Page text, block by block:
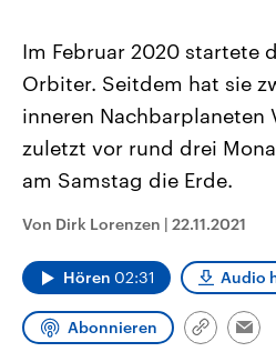
Landtagswahl Sachsen-Anhalt
2026
Alle Informationen
Sachsen-Anhalt wählt am 6.
Landtag. Seit 2021 wird das
CDU, SPD und FDP regiert.-
Umfragen, Prognosen,
Wahlprogramme, aktuelle
und Hintergründe zu den Parteien
und Kandidaten der anstehenden
Sendungen Programm
Im Februar 2020 startete
Orbiter. Seitdem hat sie
inneren Nachbarplaneten
zuletzt vor rund drei
am Samstag die Erde.
Von Dirk Lorenzen | 22.11.2021
Hören 02:31 Audio
Abonnieren
Link